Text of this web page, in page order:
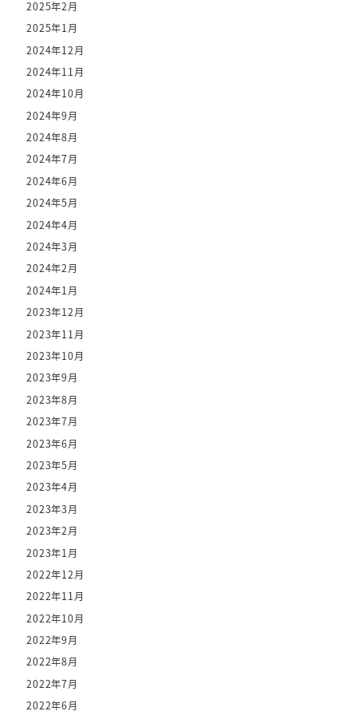
2025年2月
2025年1月
2024年12月
2024年11月
2024年10月
2024年9月
2024年8月
2024年7月
2024年6月
2024年5月
2024年4月
2024年3月
2024年2月
2024年1月
2023年12月
2023年11月
2023年10月
2023年9月
2023年8月
2023年7月
2023年6月
2023年5月
2023年4月
2023年3月
2023年2月
2023年1月
2022年12月
2022年11月
2022年10月
2022年9月
2022年8月
2022年7月
2022年6月